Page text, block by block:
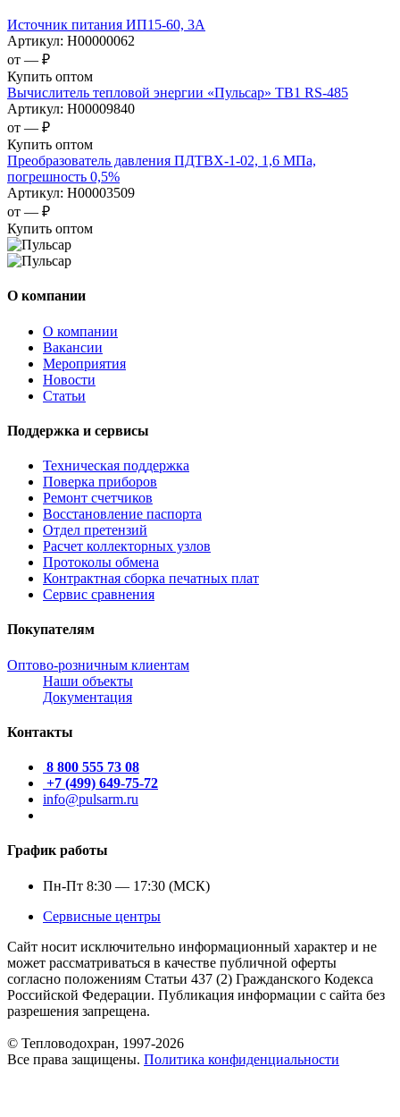
Источник питания ИП15-60, 3А
Артикул: Н00000062
от — ₽
Купить оптом
Вычислитель тепловой энергии «Пульсар» ТВ1 RS-485
Артикул: Н00009840
от — ₽
Купить оптом
Преобразователь давления ПДТВХ-1-02, 1,6 МПа,
погрешность 0,5%
Артикул: Н00003509
от — ₽
Купить оптом
О компании
О компании
Вакансии
Мероприятия
Новости
Статьи
Поддержка и сервисы
Техническая поддержка
Поверка приборов
Ремонт счетчиков
Восстановление паспорта
Отдел претензий
Расчет коллекторных узлов
Протоколы обмена
Контрактная сборка печатных плат
Сервис сравнения
Покупателям
Оптово-розничным клиентам
Наши объекты
Документация
Контакты
8 800 555 73 08
+7 (499) 649-75-72
info@pulsarm.ru
График работы
Пн-Пт 8:30 — 17:30 (МСК)
Сервисные центры
Сайт носит исключительно информационный характер и не
может рассматриваться в качестве публичной оферты
согласно положениям Статьи 437 (2) Гражданского Кодекса
Российской Федерации. Публикация информации с сайта без
разрешения запрещена.
© Тепловодохран, 1997-2026
Все права защищены. Политика конфиденциальности